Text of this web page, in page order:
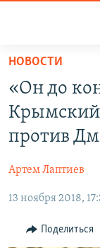
Вернуться
основному
содержанию
Вернутся
главной
навигации
Вернутся
поиску
СПЕЦПРОЕКТЫ
ВОДА
ЕЩЕ
ИНТЕРАКТИВ
ИНФОГРАФИКА
РАДІО
КАК ОБОЙТИ
НОВОСТИ
«Он до
Крымский
против
Артем Лаптиев
13 ноября 2018,
Поделиться